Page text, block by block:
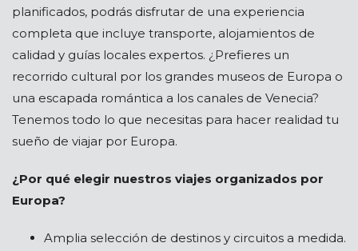
planificados, podrás disfrutar de una experiencia
completa que incluye transporte, alojamientos de
calidad y guías locales expertos. ¿Prefieres un
recorrido cultural por los grandes museos de Europa o
una escapada romántica a los canales de Venecia?
Tenemos todo lo que necesitas para hacer realidad tu
sueño de viajar por Europa.
¿Por qué elegir nuestros viajes organizados por
Europa?
Amplia selección de destinos y circuitos a medida.